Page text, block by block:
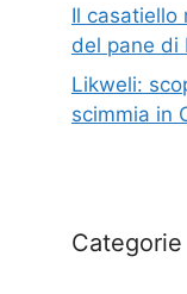
Il casatiello
del pane di
Likweli:
scimmia in
Categorie